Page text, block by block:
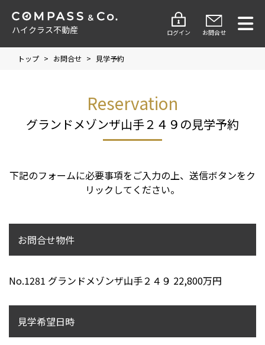
ハイクラス不動産 ログイン お問合せ
トップ > お問合せ > 見学予約
Reservation
グランドメゾンザ山手２４９の見学予約
下記のフォームに必要事項をご入力の上、送信ボタンをク
リックしてください。
お問合せ物件
No.1281 グランドメゾンザ山手２４９ 22,800万円
見学希望日時